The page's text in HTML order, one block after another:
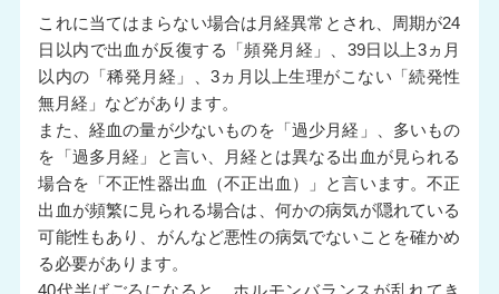
これに当てはまらない場合は月経異常とされ、周期が24
日以内で出血が反復する「頻発月経」、39日以上3ヵ月
以内の「稀発月経」、3ヵ月以上生理がこない「続発性
無月経」などがあります。
また、経血の量が少ないものを「過少月経」、多いもの
を「過多月経」と言い、月経とは異なる出血が見られる
場合を「不正性器出血（不正出血）」と言います。不正
出血が頻繁に見られる場合は、何かの病気が隠れている
可能性もあり、がんなど悪性の病気でないことを確かめ
る必要があります。